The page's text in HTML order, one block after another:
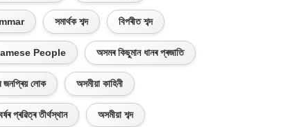
সমাৰ্থক শব্দ বিপৰীত শব্দ
People অসমৰ কিছুমান ধানৰ প্ৰজাতি
জনপ্ৰিয় লোক অসমীয়া কাহিনী
প্ৰৱিত্ৰ তীৰ্থস্থান অসমীয়া শব্দ